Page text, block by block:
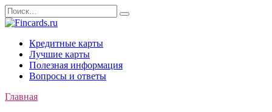
Перейти
к
Search
for:
Кредитные карты
Лучшие карты
Полезная информация
Вопросы и ответы
Главная